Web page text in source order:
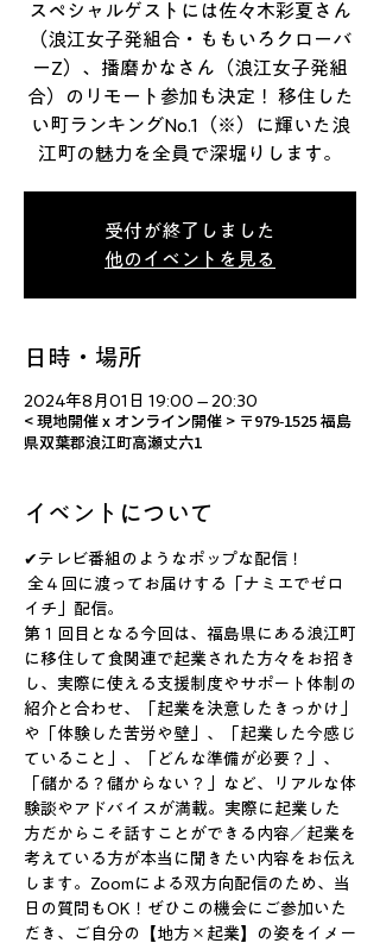
スペシャルゲストには佐々木彩夏さん
（浪江女子発組合・ももいろクローバ
ーZ）、播磨かなさん（浪江女子発組
合）のリモート参加も決定！ 移住した
い町ランキングNo.1（※）に輝いた浪
江町の魅力を全員で深堀りします。
受付が終了しました
他のイベントを見る
日時・場所
2024年8月01日 19:00 – 20:30
< 現地開催 x オンライン開催 > 〒979-1525 福島
県双葉郡浪江町高瀬丈六1
イベントについて
✔テレビ番組のようなポップな配信！
全４回に渡ってお届けする「ナミエでゼロ
イチ」配信。
第１回目となる今回は、福島県にある浪江町
に移住して食関連で起業された方々をお招き
し、実際に使える支援制度やサポート体制の
紹介と合わせ、「起業を決意したきっかけ」
や「体験した苦労や壁」、「起業した今感じ
ていること」、「どんな準備が必要？」、
「儲かる？儲からない？」など、リアルな体
験談やアドバイスが満載。実際に起業した
方だからこそ話すことができる内容／起業を
考えている方が本当に聞きたい内容をお伝え
します。Zoomによる双方向配信のため、当
日の質問もOK！ぜひこの機会にご参加いた
だき、ご自分の【地方×起業】の姿をイメー